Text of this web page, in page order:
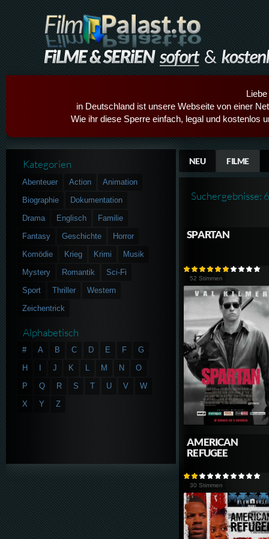
in Deutschland ist unsere Webseite von einer
Wie ihr diese Sperre einfach, legal und kostenlos
NEU FILME
Suchergebnisse: 6
SPARTAN
52 Stimmen
AMERICAN
REFUGEE
30 Stimmen
Kategorien
Abenteuer Action
Animation
Biographie
Dokumentation
Drama
Englisch
Familie
Fantasy
Geschichte
Horror
Komödie
Krieg Krimi
Musik
Mystery
Romantik
Sci-Fi
Sport
Thriller
Western
Zeichentrick
Alphabetisch
# A B C D E F
G
H
J K L M N
O
P
Q R S T U V
W
X
Y Z